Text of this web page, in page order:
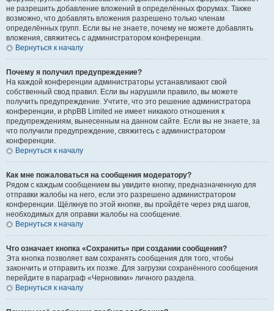
не разрешить добавление вложений в определённых форумах. Также
возможно, что добавлять вложения разрешено только членам
определённых групп. Если вы не знаете, почему не можете добавлять
вложения, свяжитесь с администратором конференции.
Вернуться к началу
Почему я получил предупреждение?
На каждой конференции администраторы устанавливают свой
собственный свод правил. Если вы нарушили правило, вы можете
получить предупреждение. Учтите, что это решение администратора
конференции, и phpBB Limited не имеет никакого отношения к
предупреждениям, вынесенным на данном сайте. Если вы не знаете, за
что получили предупреждение, свяжитесь с администратором
конференции.
Вернуться к началу
Как мне пожаловаться на сообщения модератору?
Рядом с каждым сообщением вы увидите кнопку, предназначенную для
отправки жалобы на него, если это разрешено администратором
конференции. Щёлкнув по этой кнопке, вы пройдёте через ряд шагов,
необходимых для оправки жалобы на сообщение.
Вернуться к началу
Что означает кнопка «Сохранить» при создании сообщения?
Эта кнопка позволяет вам сохранять сообщения для того, чтобы
закончить и отправить их позже. Для загрузки сохранённого сообщения
перейдите в параграф «Черновики» личного раздела.
Вернуться к началу